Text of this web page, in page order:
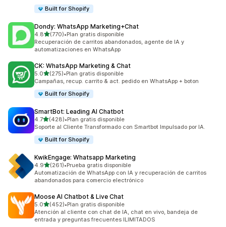
Built for Shopify
Dondy: WhatsApp Marketing+Chat
4.8de 5 estrellas
(770)
770 reseñas en total
•Plan gratis disponible
Recuperación de carritos abandonados, agente de IA y
automatizaciones en WhatsApp
CK: WhatsApp Marketing & Chat
5.0de 5 estrellas
(275)
275 reseñas en total
•Plan gratis disponible
Campañas, recup. carrito & act. pedido en WhatsApp + boton
Built for Shopify
SmartBot: Leading AI Chatbot
4.7de 5 estrellas
(428)
428 reseñas en total
•Plan gratis disponible
Soporte al Cliente Transformado con Smartbot Impulsado por IA.
Built for Shopify
KwikEngage: Whatsapp Marketing
4.9de 5 estrellas
(261)
261 reseñas en total
•Prueba gratis disponible
Automatización de WhatsApp con IA y recuperación de carritos
abandonados para comercio electrónico
Moose AI Chatbot & Live Chat
5.0de 5 estrellas
(452)
452 reseñas en total
•Plan gratis disponible
Atención al cliente con chat de IA, chat en vivo, bandeja de
entrada y preguntas frecuentes ILIMITADOS